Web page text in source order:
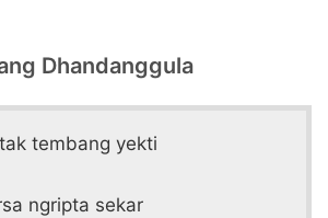
Dhandanggula
tembang yekti
ngripta sekar